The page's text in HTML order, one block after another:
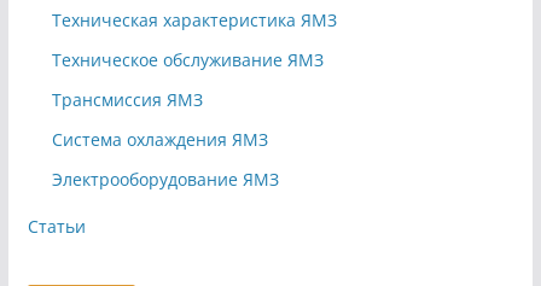
Техническая характеристика ЯМЗ
Техническое обслуживание ЯМЗ
Трансмиссия ЯМЗ
Система охлаждения ЯМЗ
Электрооборудование ЯМЗ
Статьи